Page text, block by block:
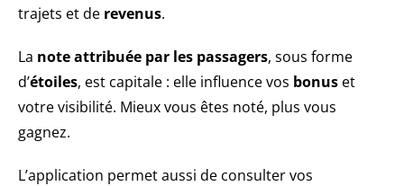
trajets et de revenus.
La note attribuée par les passagers, sous forme
d’étoiles, est capitale : elle influence vos bonus et
votre visibilité. Mieux vous êtes noté, plus vous
gagnez.
L’application permet aussi de consulter vos